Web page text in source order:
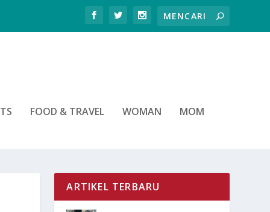
FOOD & TRAVEL WOMAN MOM
ARTIKEL TERBARU